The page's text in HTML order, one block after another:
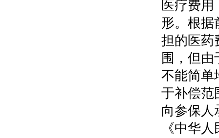
医疗费用
形。根据
担的医药
围，但
不能简单
于补偿范
向参保人
《中华